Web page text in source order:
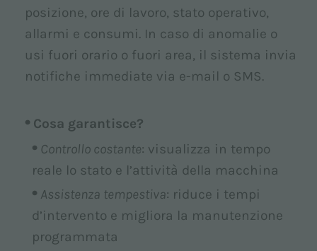
posizione, ore di lavoro, stato operativo,
allarmi e consumi. In caso di anomalie o
usi fuori orario o fuori area, il sistema invia
notifiche immediate via e-mail o SMS.
Cosa garantisce?
Controllo costante: visualizza in tempo
reale lo stato e l’attività della macchina
Assistenza tempestiva: riduce i tempi
d’intervento e migliora la manutenzione
programmata